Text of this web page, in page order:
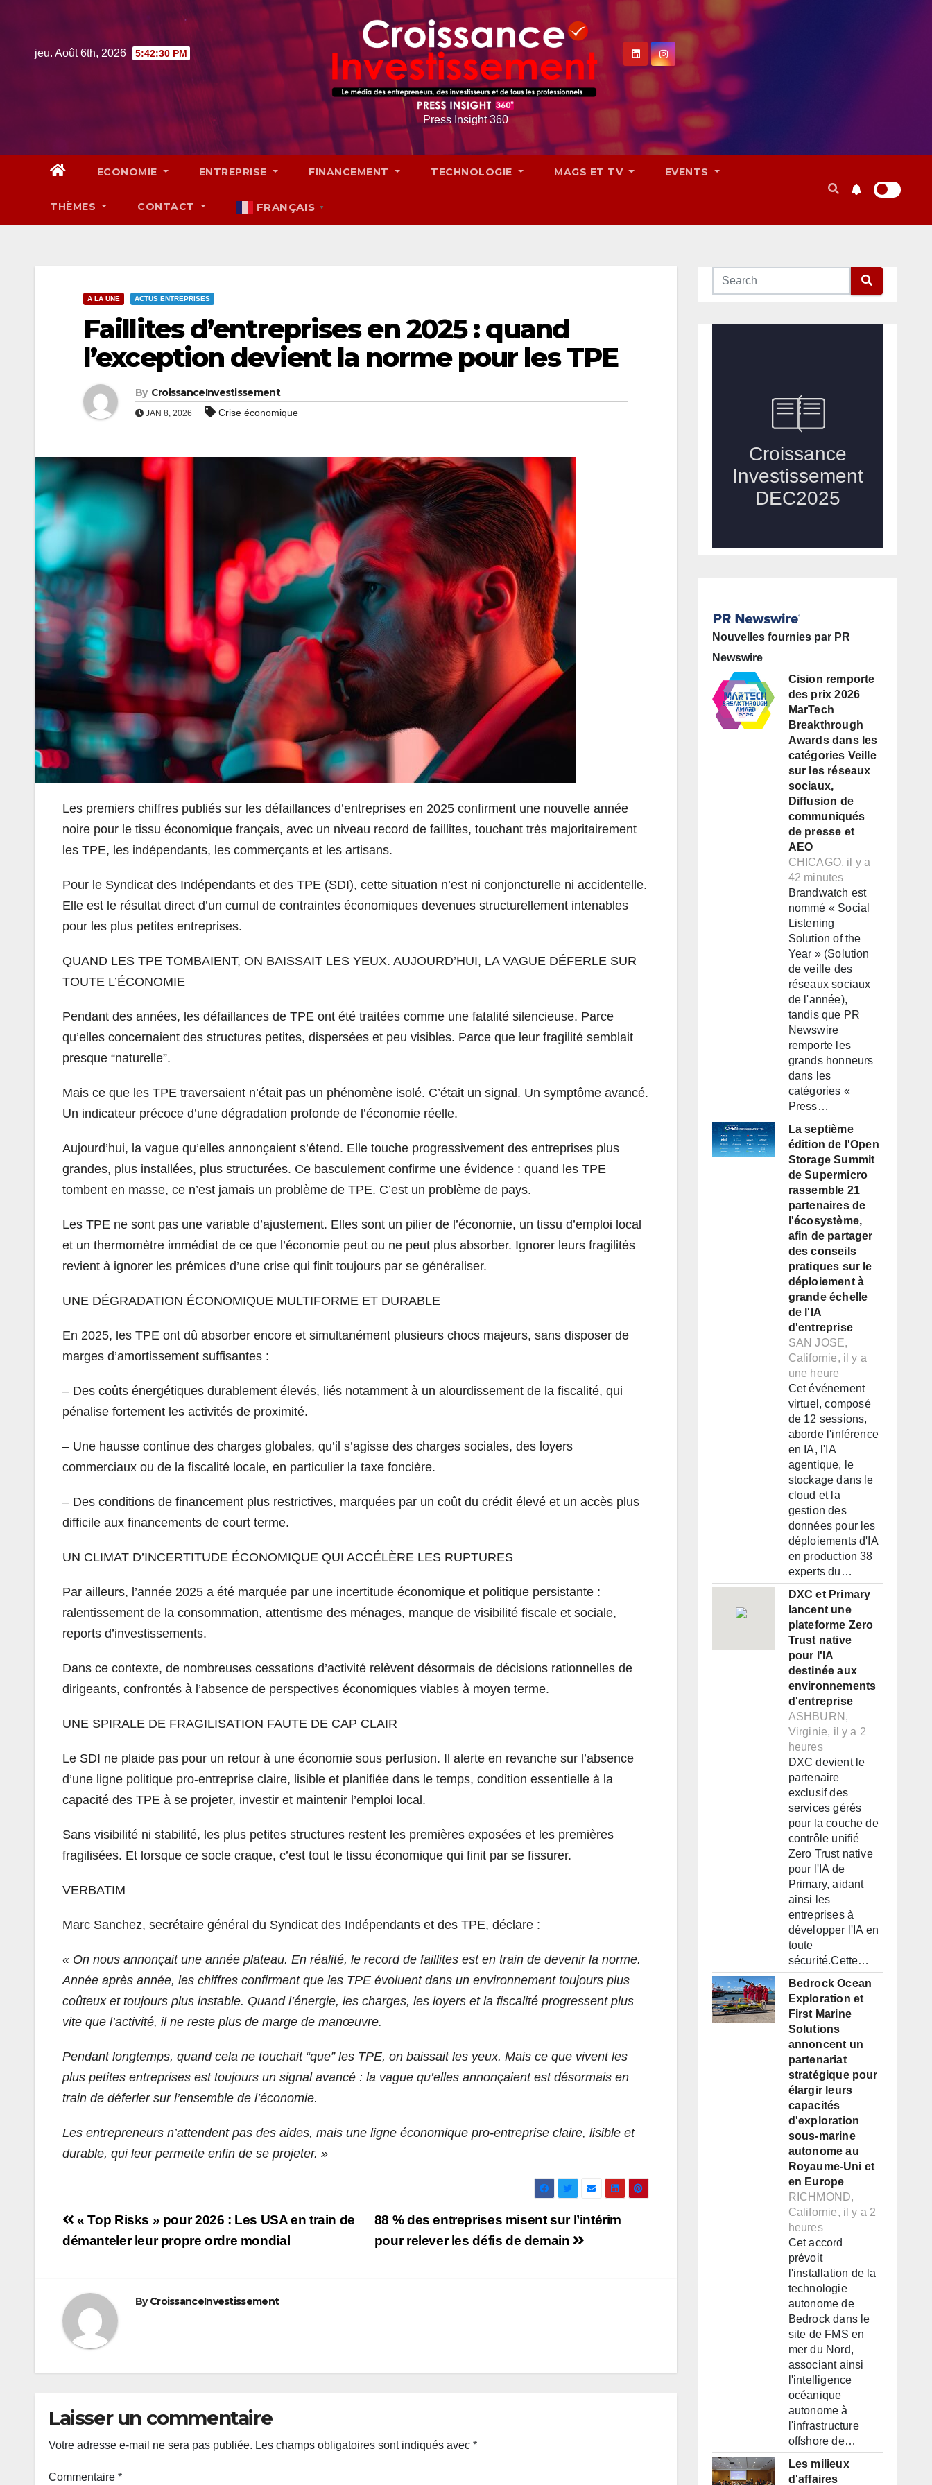
jeu. Août 6th, 2026 5:42:32 PM
Press Insight 360
ECONOMIE ENTREPRISE FINANCEMENT TECHNOLOGIE MAGS ET TV EVENTS
THÈMES CONTACT FRANÇAIS ▼
A LA UNE ACTUS ENTREPRISES
Faillites d’entreprises en 2025 : quand
l’exception devient la norme pour les TPE
By CroissanceInvestissement
JAN 8, 2026 Crise économique
Les premiers chiffres publiés sur les défaillances d’entreprises en 2025 confirment une nouvelle année
noire pour le tissu économique français, avec un niveau record de faillites, touchant très majoritairement
les TPE, les indépendants, les commerçants et les artisans.
Pour le Syndicat des Indépendants et des TPE (SDI), cette situation n’est ni conjoncturelle ni accidentelle.
Elle est le résultat direct d’un cumul de contraintes économiques devenues structurellement intenables
pour les plus petites entreprises.
QUAND LES TPE TOMBAIENT, ON BAISSAIT LES YEUX. AUJOURD’HUI, LA VAGUE DÉFERLE SUR
TOUTE L’ÉCONOMIE
Pendant des années, les défaillances de TPE ont été traitées comme une fatalité silencieuse. Parce
qu’elles concernaient des structures petites, dispersées et peu visibles. Parce que leur fragilité semblait
presque “naturelle”.
Mais ce que les TPE traversaient n’était pas un phénomène isolé. C’était un signal. Un symptôme avancé.
Un indicateur précoce d’une dégradation profonde de l’économie réelle.
Aujourd’hui, la vague qu’elles annonçaient s’étend. Elle touche progressivement des entreprises plus
grandes, plus installées, plus structurées. Ce basculement confirme une évidence : quand les TPE
tombent en masse, ce n’est jamais un problème de TPE. C’est un problème de pays.
Les TPE ne sont pas une variable d’ajustement. Elles sont un pilier de l’économie, un tissu d’emploi local
et un thermomètre immédiat de ce que l’économie peut ou ne peut plus absorber. Ignorer leurs fragilités
revient à ignorer les prémices d’une crise qui finit toujours par se généraliser.
UNE DÉGRADATION ÉCONOMIQUE MULTIFORME ET DURABLE
En 2025, les TPE ont dû absorber encore et simultanément plusieurs chocs majeurs, sans disposer de
marges d’amortissement suffisantes :
– Des coûts énergétiques durablement élevés, liés notamment à un alourdissement de la fiscalité, qui
pénalise fortement les activités de proximité.
– Une hausse continue des charges globales, qu’il s’agisse des charges sociales, des loyers
commerciaux ou de la fiscalité locale, en particulier la taxe foncière.
– Des conditions de financement plus restrictives, marquées par un coût du crédit élevé et un accès plus
difficile aux financements de court terme.
UN CLIMAT D’INCERTITUDE ÉCONOMIQUE QUI ACCÉLÈRE LES RUPTURES
Par ailleurs, l’année 2025 a été marquée par une incertitude économique et politique persistante :
ralentissement de la consommation, attentisme des ménages, manque de visibilité fiscale et sociale,
reports d’investissements.
Dans ce contexte, de nombreuses cessations d’activité relèvent désormais de décisions rationnelles de
dirigeants, confrontés à l’absence de perspectives économiques viables à moyen terme.
UNE SPIRALE DE FRAGILISATION FAUTE DE CAP CLAIR
Le SDI ne plaide pas pour un retour à une économie sous perfusion. Il alerte en revanche sur l’absence
d’une ligne politique pro-entreprise claire, lisible et planifiée dans le temps, condition essentielle à la
capacité des TPE à se projeter, investir et maintenir l’emploi local.
Sans visibilité ni stabilité, les plus petites structures restent les premières exposées et les premières
fragilisées. Et lorsque ce socle craque, c’est tout le tissu économique qui finit par se fissurer.
VERBATIM
Marc Sanchez, secrétaire général du Syndicat des Indépendants et des TPE, déclare :
« On nous annonçait une année plateau. En réalité, le record de faillites est en train de devenir la norme.
Année après année, les chiffres confirment que les TPE évoluent dans un environnement toujours plus
coûteux et toujours plus instable. Quand l’énergie, les charges, les loyers et la fiscalité progressent plus
vite que l’activité, il ne reste plus de marge de manœuvre.
Pendant longtemps, quand cela ne touchait “que” les TPE, on baissait les yeux. Mais ce que vivent les
plus petites entreprises est toujours un signal avancé : la vague qu’elles annonçaient est désormais en
train de déferler sur l’ensemble de l’économie.
Les entrepreneurs n’attendent pas des aides, mais une ligne économique pro-entreprise claire, lisible et
durable, qui leur permette enfin de se projeter. »
Navigation
de
88 % des entreprises misent sur l’intérim
pour relever les défis de demain
« Top Risks » pour 2026 : Les USA en train de
démanteler leur propre ordre mondial
ByCroissanceInvestissement
Laisser un commentaire
Votre adresse e-mail ne sera pas publiée. Les champs obligatoires sont indiqués avec *
Commentaire *
Nouvelles fournies par PR
Newswire
Cision remporte
des prix 2026
MarTech
Breakthrough
Awards dans les
catégories Veille
sur les réseaux
sociaux,
Diffusion de
communiqués
de presse et
AEO
CHICAGO, il y a
42 minutes
Brandwatch est
nommé « Social
Listening
Solution of the
Year » (Solution
de veille des
réseaux sociaux
de l'année),
tandis que PR
Newswire
remporte les
grands honneurs
dans les
catégories «
Press…
La septième
édition de l'Open
Storage Summit
de Supermicro
rassemble 21
partenaires de
l'écosystème,
afin de partager
des conseils
pratiques sur le
déploiement à
grande échelle
de l'IA
d'entreprise
SAN JOSE,
Californie, il y a
une heure
Cet événement
virtuel, composé
de 12 sessions,
aborde l'inférence
en IA, l'IA
agentique, le
stockage dans le
cloud et la
gestion des
données pour les
déploiements d'IA
en production 38
experts du…
DXC et Primary
lancent une
plateforme Zero
Trust native
pour l'IA
destinée aux
environnements
d'entreprise
ASHBURN,
Virginie, il y a 2
heures
DXC devient le
partenaire
exclusif des
services gérés
pour la couche de
contrôle unifié
Zero Trust native
pour l'IA de
Primary, aidant
ainsi les
entreprises à
développer l'IA en
toute
sécurité.Cette…
Bedrock Ocean
Exploration et
First Marine
Solutions
annoncent un
partenariat
stratégique pour
élargir leurs
capacités
d'exploration
sous-marine
autonome au
Royaume-Uni et
en Europe
RICHMOND,
Californie, il y a 2
heures
Cet accord
prévoit
l'installation de la
technologie
autonome de
Bedrock dans le
site de FMS en
mer du Nord,
associant ainsi
l'intelligence
océanique
autonome à
l'infrastructure
offshore de…
Les milieux
d'affaires